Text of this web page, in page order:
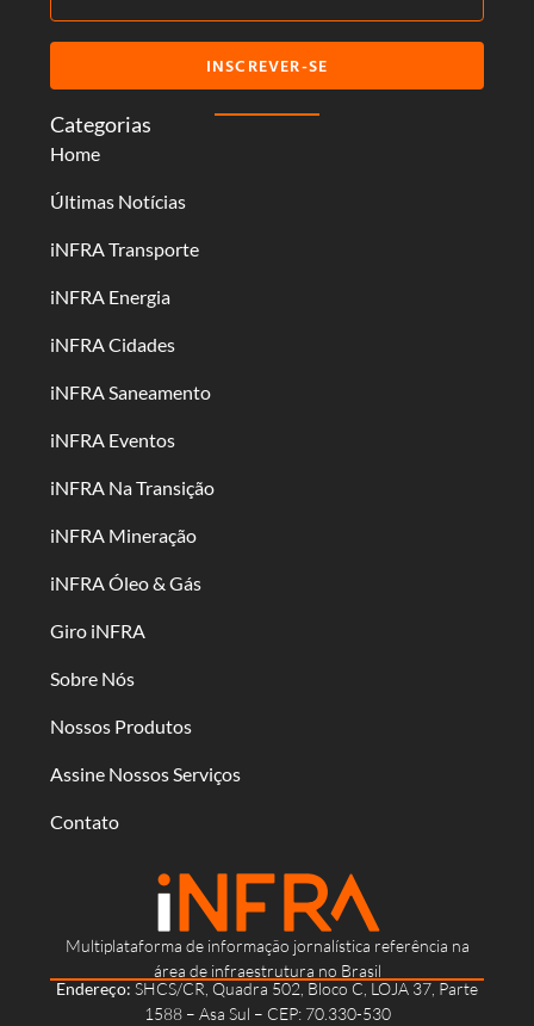
Multiplataforma de informação jornalística referência na
área de infraestrutura no Brasil
Endereço: SHCS/CR, Quadra 502, Bloco C, LOJA 37, Parte
1588 – Asa Sul – CEP: 70.330-530
Categorias
Home
Últimas Notícias
iNFRA Transporte
iNFRA Energia
iNFRA Cidades
iNFRA Saneamento
iNFRA Eventos
iNFRA Na Transição
iNFRA Mineração
iNFRA Óleo & Gás
Giro iNFRA
Sobre Nós
Nossos Produtos
Assine Nossos Serviços
Contato
INSCREVER-SE